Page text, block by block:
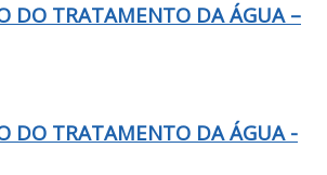
DO TRATAMENTO DA ÁGUA –
DO TRATAMENTO DA ÁGUA -